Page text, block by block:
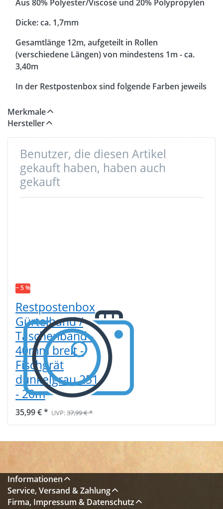
Aus 80% Polyester/Viscose und 20% Polypropylen
Dicke: ca. 1,7mm
Gesamtlänge 12m, aufgeteilt in Rollen
(verschiedene Längen) von mindestens 1m - ca.
3,40m
In der Restpostenbox sind folgende Farben jeweils
schwarz (253), natur (260), grau (257), oliv (258)
Merkmale
Hersteller
Benutzer, die diesen Artikel
gekauft haben, haben auch
gekauft
− 5 %
Restpostenbox
Gürtelband /
Taschenband -
40mm breit -
Fischgrät
dunkelgrau 251
- 20m
35,99 € * UVP:37,99 € *
Informationen
Service, Versand & Zahlung
Firma, Impressum & Datenschutz